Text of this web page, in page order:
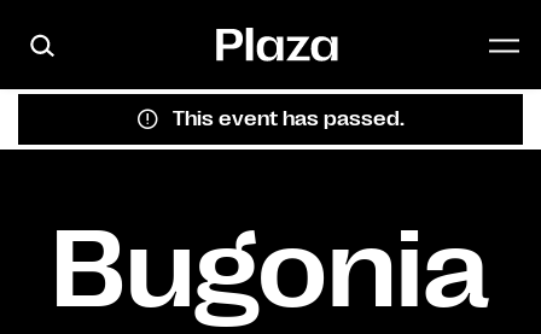
This event has passed.
Bugonia